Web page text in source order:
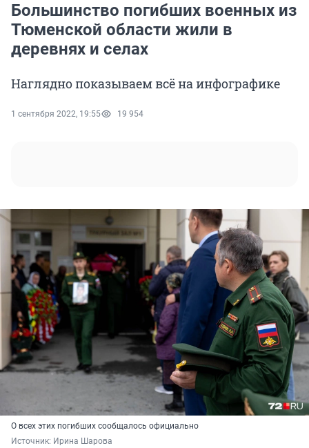
Большинство погибших военных из
Тюменской области жили в
деревнях и селах
Наглядно показываем всё на инфографике
1 сентября 2022, 19:55 19 954
О всех этих погибших сообщалось официально
Источник: Ирина Шарова